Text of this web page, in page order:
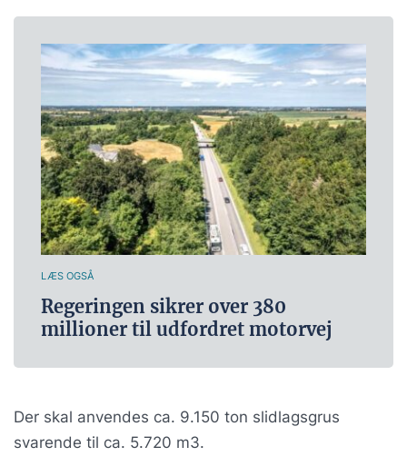
LÆS OGSÅ
Regeringen sikrer over 380
millioner til udfordret motorvej
Der skal anvendes ca. 9.150 ton slidlagsgrus
svarende til ca. 5.720 m3.